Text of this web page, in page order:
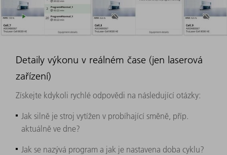
Detaily výkonu v reálném čase (jen laserová
zařízení)
Získejte kdykoli rychlé odpovědi na následující otázky:
Jak silně je stroj vytížen v probíhající směně, příp.
aktuálně ve dne? ​
Jak se nazývá program a jak je nastavena doba cyklu?